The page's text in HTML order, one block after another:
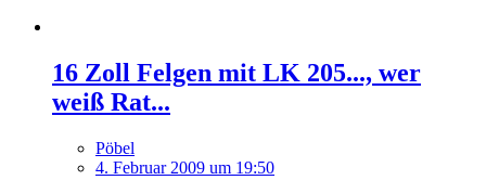
16 Zoll Felgen mit LK 205..., wer
weiß Rat...
Pöbel
4. Februar 2009 um 19:50